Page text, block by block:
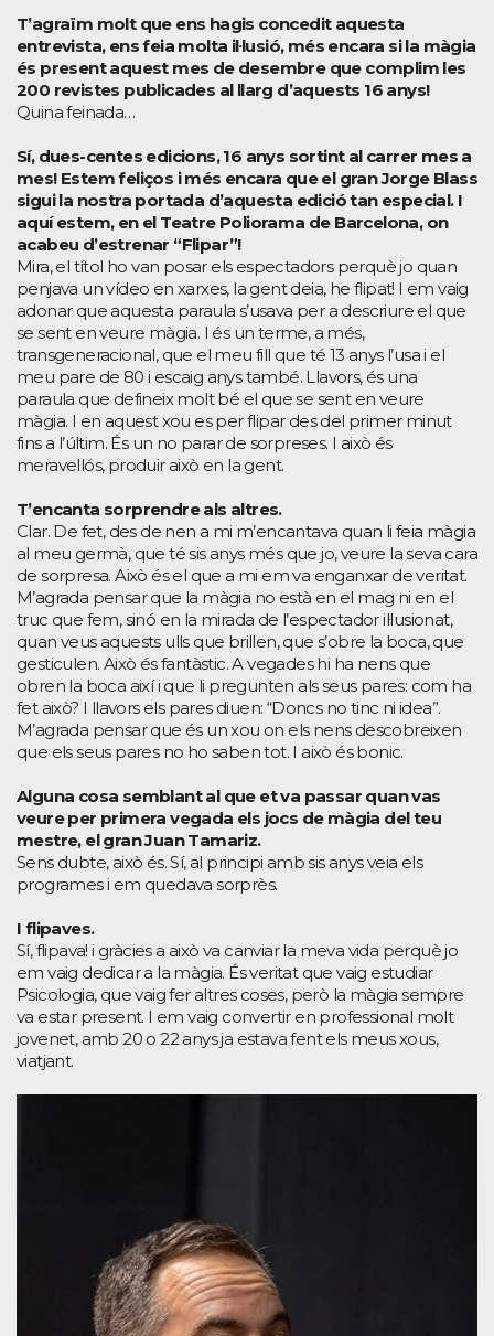
T’agraïm molt que ens hagis concedit aquesta
entrevista, ens feia molta il·lusió, més encara si la màgia
és present aquest mes de desembre que complim les
200 revistes publicades al llarg d’aquests 16 anys!
Quina feinada…
Sí, dues-centes edicions, 16 anys sortint al carrer mes a
mes! Estem feliços i més encara que el gran Jorge Blass
sigui la nostra portada d’aquesta edició tan especial. I
aquí estem, en el Teatre Poliorama de Barcelona, on
acabeu d’estrenar “Flipar”!
Mira, el títol ho van posar els espectadors perquè jo quan
penjava un vídeo en xarxes, la gent deia, he flipat! I em vaig
adonar que aquesta paraula s’usava per a descriure el que
se sent en veure màgia. I és un terme, a més,
transgeneracional, que el meu fill que té 13 anys l’usa i el
meu pare de 80 i escaig anys també. Llavors, és una
paraula que defineix molt bé el que se sent en veure
màgia. I en aquest xou es per flipar des del primer minut
fins a l’últim. És un no parar de sorpreses. I això és
meravellós, produir això en la gent.
T’encanta sorprendre als altres.
Clar. De fet, des de nen a mi m’encantava quan li feia màgia
al meu germà, que té sis anys més que jo, veure la seva cara
de sorpresa. Això és el que a mi em va enganxar de veritat.
M’agrada pensar que la màgia no està en el mag ni en el
truc que fem, sinó en la mirada de l’espectador il·lusionat,
quan veus aquests ulls que brillen, que s’obre la boca, que
gesticulen. Això és fantàstic. A vegades hi ha nens que
obren la boca així i que li pregunten als seus pares: com ha
fet això? I llavors els pares diuen: “Doncs no tinc ni idea”.
M’agrada pensar que és un xou on els nens descobreixen
que els seus pares no ho saben tot. I això és bonic.
Alguna cosa semblant al que et va passar quan vas
veure per primera vegada els jocs de màgia del teu
mestre, el gran Juan Tamariz.
Sens dubte, això és. Sí, al principi amb sis anys veia els
programes i em quedava sorprès.
I flipaves.
Sí, flipava! i gràcies a això va canviar la meva vida perquè jo
em vaig dedicar a la màgia. És veritat que vaig estudiar
Psicologia, que vaig fer altres coses, però la màgia sempre
va estar present. I em vaig convertir en professional molt
jovenet, amb 20 o 22 anys ja estava fent els meus xous,
viatjant.